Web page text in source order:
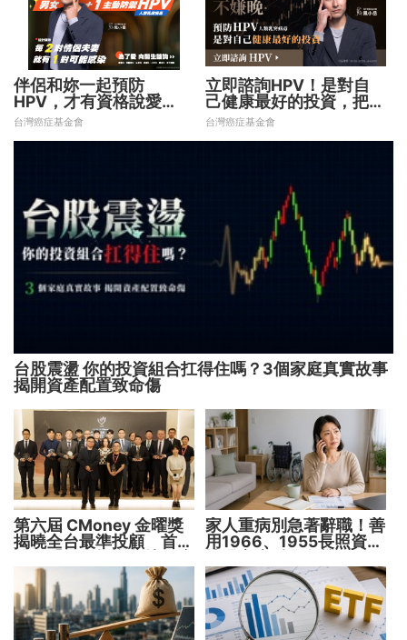
伴侶和妳一起預防
HPV，才有資格說愛
妳！
台灣癌症基金會
立即諮詢HPV！是對自
己健康最好的投資，把握
現在不嫌晚！
台灣癌症基金會
台股震盪 你的投資組合扛得住嗎？3個家庭真實故事
揭開資產配置致命傷
第六屆 CMoney 金曜獎
揭曉全台最準投顧 首度
用 助攻投顧、投信打造
下一代
家人重病別急著辭職！善
用1966、1955長照資源